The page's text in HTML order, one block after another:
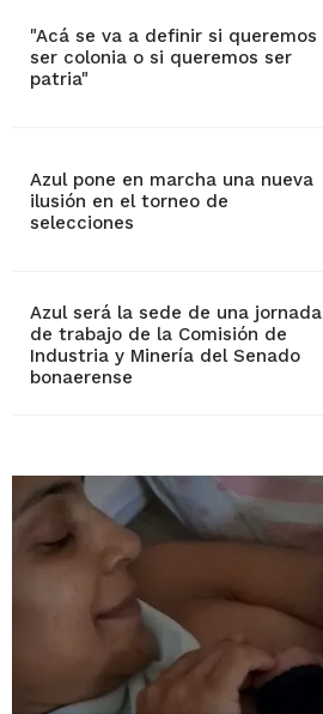
"Acá se va a definir si queremos
ser colonia o si queremos ser
patria"
Azul pone en marcha una nueva
ilusión en el torneo de
selecciones
Azul será la sede de una jornada
de trabajo de la Comisión de
Industria y Minería del Senado
bonaerense